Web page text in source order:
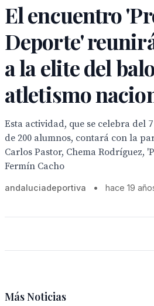
El encuentro
Deporte'
a la elite del
atletismo
Esta actividad, que se celebra del
de 200 alumnos, contará con la
Carlos Pastor, Chema Rodríguez,
Fermín Cacho
andaluciadeportiva • hace 19
Más Noticias